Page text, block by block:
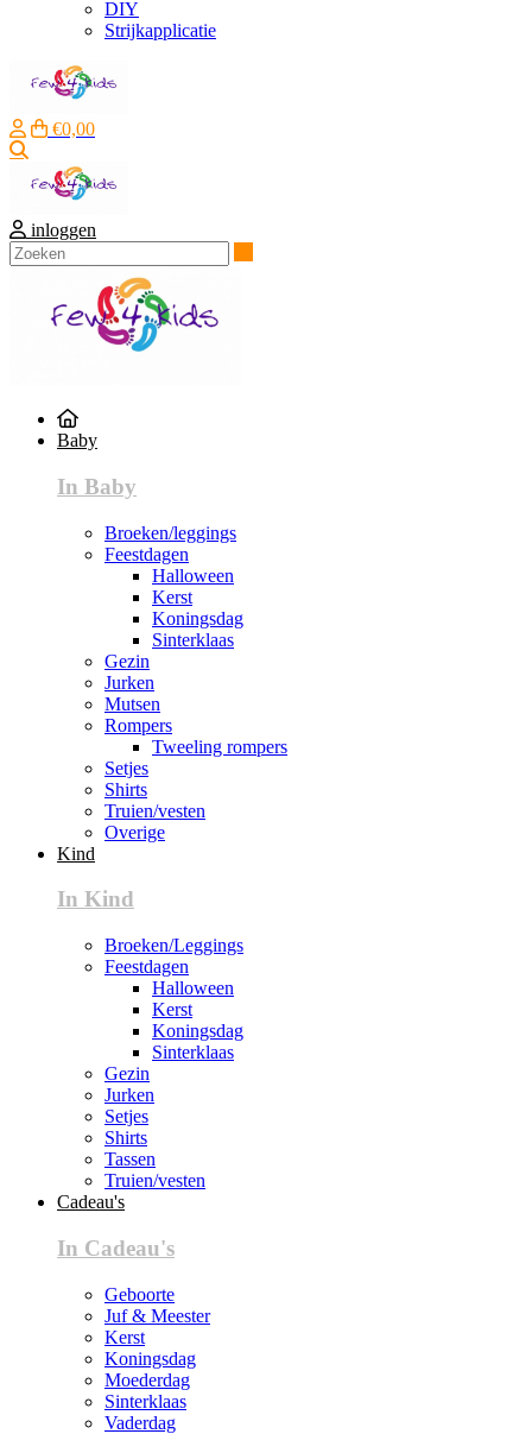
DIY
Strijkapplicatie
€0,00
inloggen
Baby
In Baby
Broeken/leggings
Feestdagen
Halloween
Kerst
Koningsdag
Sinterklaas
Gezin
Jurken
Mutsen
Rompers
Tweeling rompers
Setjes
Shirts
Truien/vesten
Overige
Kind
In Kind
Broeken/Leggings
Feestdagen
Halloween
Kerst
Koningsdag
Sinterklaas
Gezin
Jurken
Setjes
Shirts
Tassen
Truien/vesten
Cadeau's
In Cadeau's
Geboorte
Juf & Meester
Kerst
Koningsdag
Moederdag
Sinterklaas
Vaderdag